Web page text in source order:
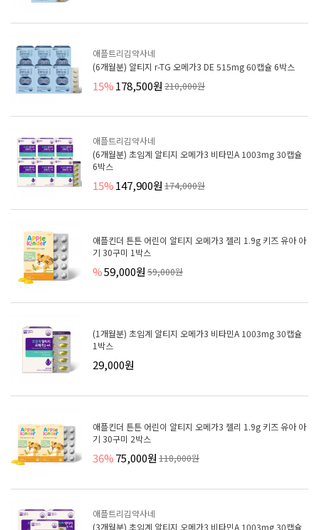
애플트리김약사네
(6개월분) 알티지 r-TG 오메가3 DE 515mg 60캡슐 6박스
15%178,500원 210,000원
애플트리김약사네
(6개월분) 초임계 알티지 오메가3 비타민A 1003mg 30캡슐
6박스
15%147,900원 174,000원
애플킨더 튼튼 어린이 알티지 오메가3 젤리 1.9g 키즈 유아 아
기 30구미 1박스
%59,000원 59,000원
(1개월분) 초임계 알티지 오메가3 비타민A 1003mg 30캡슐
1박스
29,000원
애플킨더 튼튼 어린이 알티지 오메가3 젤리 1.9g 키즈 유아 아
기 30구미 2박스
36%75,000원 118,000원
애플트리김약사네
(3개월분) 초임계 알티지 오메가3 비타민A 1003mg 30캡슐